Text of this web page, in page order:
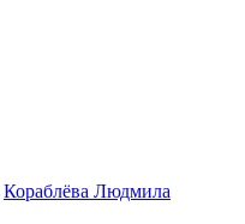
Кораблёва Людмила